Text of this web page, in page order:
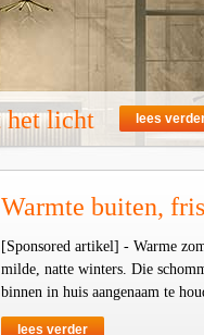
het licht lees
Warmte buiten,
[Sponsored artikel] - Warme
milde, natte winters. Die
binnen in huis aangenaam te
lees verder